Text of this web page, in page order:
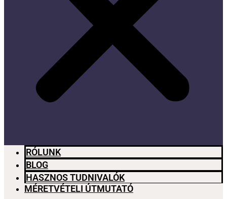
RÓLUNK
BLOG
HASZNOS TUDNIVALÓK
MÉRETVÉTELI ÚTMUTATÓ